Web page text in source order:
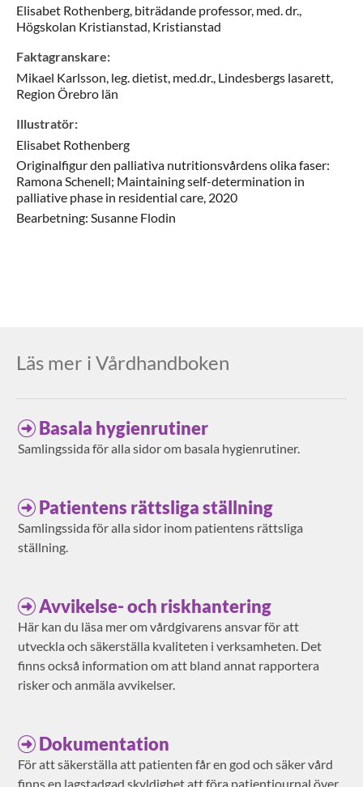
Elisabet Rothenberg, biträdande professor, med. dr.,
Högskolan Kristianstad, Kristianstad
Faktagranskare:
Mikael Karlsson, leg. dietist, med.dr., Lindesbergs lasarett,
Region Örebro län
Illustratör:
Elisabet Rothenberg
Originalfigur den palliativa nutritionsvårdens olika faser:
Ramona Schenell; Maintaining self-determination in
palliative phase in residential care, 2020
Bearbetning: Susanne Flodin
Läs mer i Vårdhandboken
Basala hygienrutiner
Samlingssida för alla sidor om basala hygienrutiner.
Patientens rättsliga ställning
Samlingssida för alla sidor inom patientens rättsliga
ställning.
Avvikelse- och riskhantering
Här kan du läsa mer om vårdgivarens ansvar för att
utveckla och säkerställa kvaliteten i verksamheten. Det
finns också information om att bland annat rapportera
risker och anmäla avvikelser.
Dokumentation
För att säkerställa att patienten får en god och säker vård
finns en lagstadgad skyldighet att föra patientjournal över